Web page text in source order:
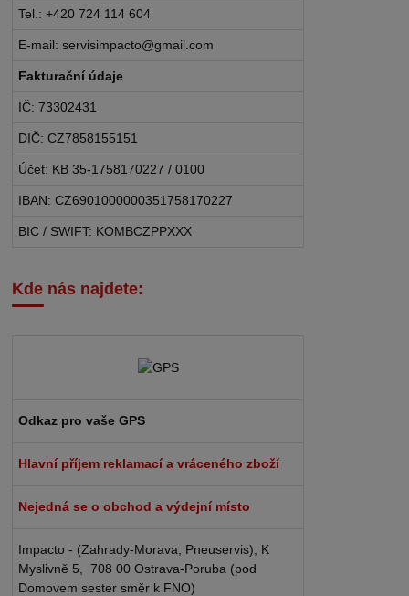
Tel.: +420 724 114 604
E-mail: servisimpacto@gmail.com
Fakturační údaje
IČ: 73302431
DIČ: CZ7858155151
Účet: KB 35-1758170227 / 0100
IBAN: CZ6901000000351758170227
BIC / SWIFT: KOMBCZPPXXX
Kde nás najdete:
Odkaz pro vaše GPS
Hlavní příjem reklamací a vráceného zboží
Nejedná se o obchod a výdejní místo
Impacto - (Zahrady-Morava, Pneuservis), K
Myslivně 5, 708 00 Ostrava-Poruba (pod
Domovem sester směr k FNO)